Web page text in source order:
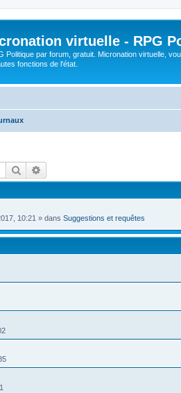
virtuelle - RPG
Politique par forum, gratuit. Micronation virtuelle,
fonctions de l'état.
Rechercher
10:21 » dans Suggestions et requêtes